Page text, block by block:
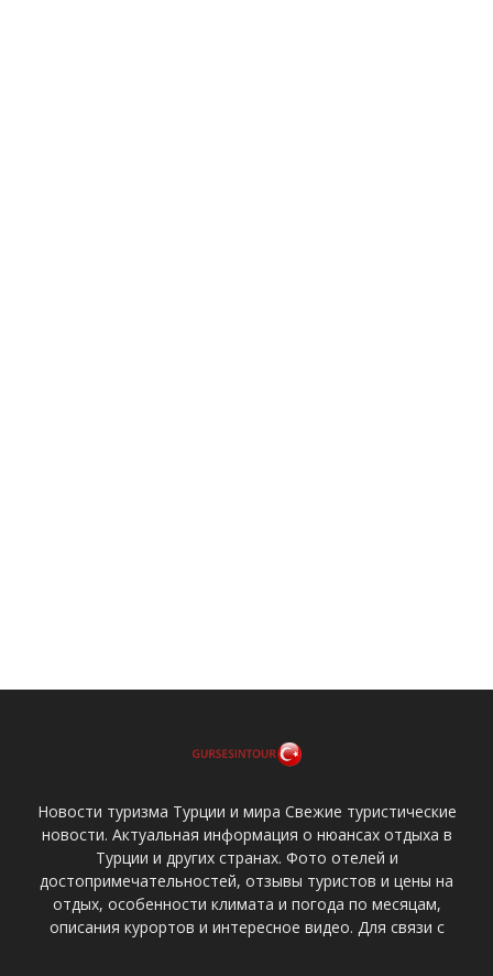
Новости туризма Турции и мира Свежие туристические
новости. Актуальная информация о нюансах отдыха в
Турции и других странах. Фото отелей и
достопримечательностей, отзывы туристов и цены на
отдых, особенности климата и погода по месяцам,
описания курортов и интересное видео. Для связи с